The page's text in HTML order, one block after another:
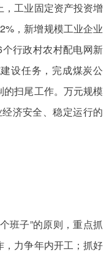
工业固定资产投资增
，新增规模工业企业
行政村农村配电网新
设任务，完成煤炭公
扫尾工作。万元规模
济安全、稳定运行的
班子”的原则，重点抓
力争年内开工；抓好